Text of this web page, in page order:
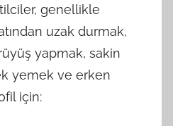
genellikle
uzak durmak,
yapmak, sakin
yemek ve erken
için: